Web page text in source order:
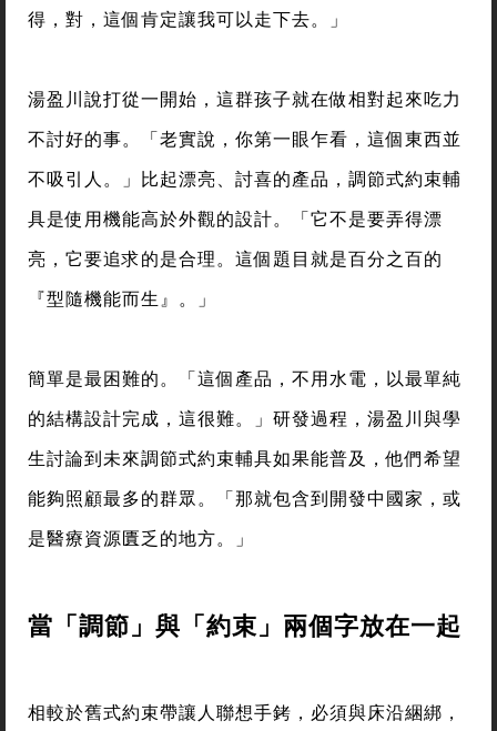
得，對，這個肯定讓我可以走下去。」
湯盈川說打從一開始，這群孩子就在做相對起來吃力
不討好的事。「老實說，你第一眼乍看，這個東西並
不吸引人。」比起漂亮、討喜的產品，調節式約束輔
具是使用機能高於外觀的設計。「它不是要弄得漂
亮，它要追求的是合理。這個題目就是百分之百的
『型隨機能而生』。」
簡單是最困難的。「這個產品，不用水電，以最單純
的結構設計完成，這很難。」研發過程，湯盈川與學
生討論到未來調節式約束輔具如果能普及，他們希望
能夠照顧最多的群眾。「那就包含到開發中國家，或
是醫療資源匱乏的地方。」
當「調節」與「約束」兩個字放在一起
相較於舊式約束帶讓人聯想手銬，必須與床沿綑綁，